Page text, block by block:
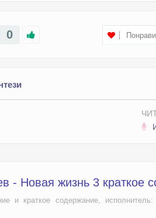
0
- Новая жизнь 3 краткое
и краткое содержание,